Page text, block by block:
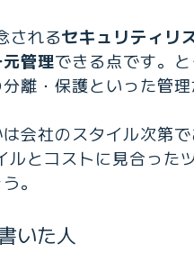
されるセキュリティリ
管理できる点です。
離・保護といった管
会社のスタイル次第
ルとコストに見合った
。
いた人